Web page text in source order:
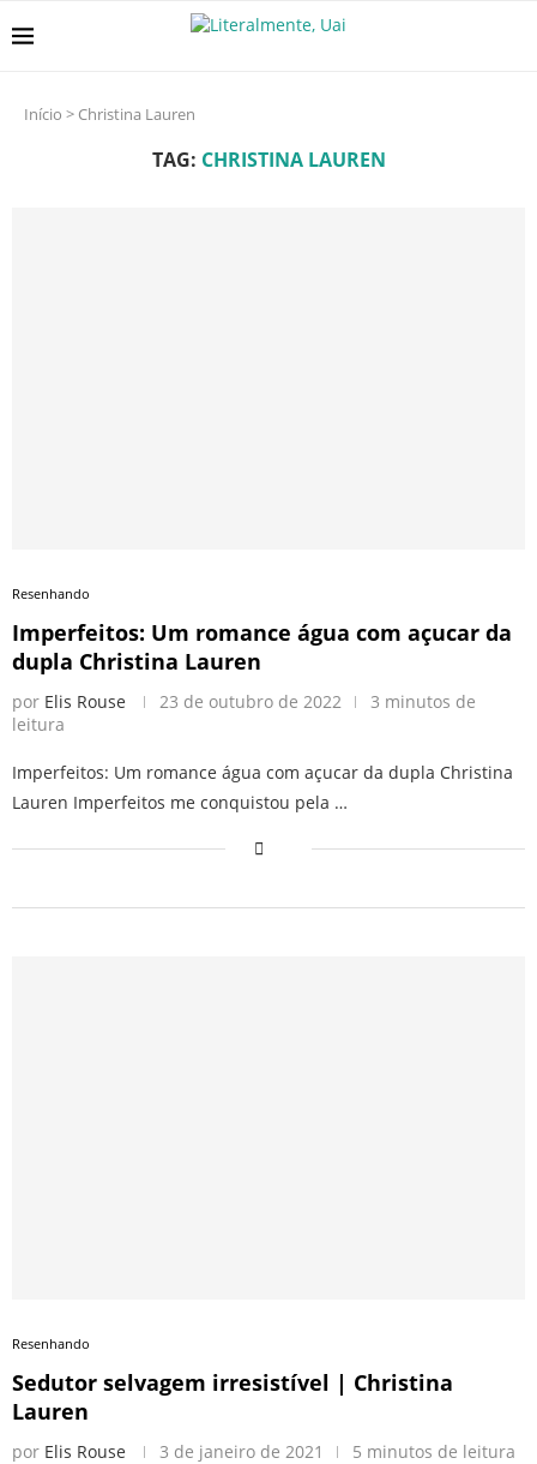
Início > Christina Lauren
TAG: CHRISTINA LAUREN
Resenhando
Imperfeitos: Um romance água com açucar da
dupla Christina Lauren
por Elis Rouse 23 de outubro de 2022
3 minutos de
leitura
Imperfeitos: Um romance água com açucar da dupla Christina
Lauren Imperfeitos me conquistou pela …
Resenhando
Sedutor selvagem irresistível | Christina
Lauren
por Elis Rouse 3 de janeiro de 2021 5 minutos de leitura